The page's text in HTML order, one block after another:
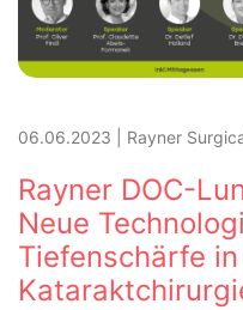
06.06.2023 Rayner
Rayner DOC-
Neue
Tiefenschärfe